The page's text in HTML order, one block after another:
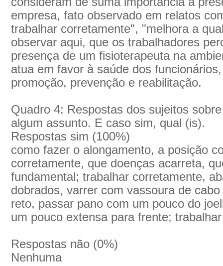
empresa, fato observado em relatos
trabalhar corretamente", "melhora a
observar aqui, que os trabalhadores
presença de um fisioterapeuta na
atua em favor à saúde dos
promoção, prevenção e reabilitação.
Quadro 4: Respostas dos sujeitos
algum assunto. E caso sim, qual (is).
Respostas sim (100%)
como fazer o alongamento, a posição
corretamente, que doenças acarreta,
fundamental; trabalhar corretamente,
dobrados, varrer com vassoura de
reto, passar pano com um pouco do
um pouco extensa para frente;
Respostas não (0%)
Nenhuma